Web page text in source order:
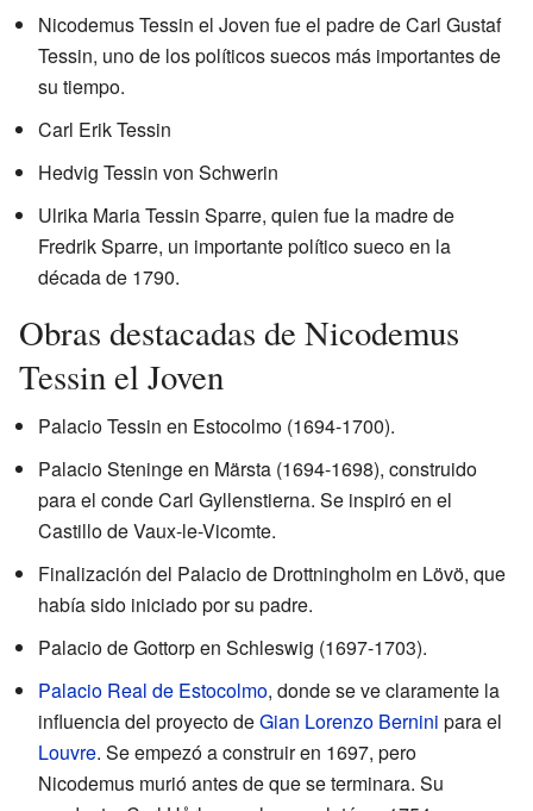
Nicodemus Tessin el Joven fue el padre de Carl Gustaf
Tessin, uno de los políticos suecos más importantes de
su tiempo.
Carl Erik Tessin
Hedvig Tessin von Schwerin
Ulrika Maria Tessin Sparre, quien fue la madre de
Fredrik Sparre, un importante político sueco en la
década de 1790.
Obras destacadas de Nicodemus
Tessin el Joven
Palacio Tessin en Estocolmo (1694-1700).
Palacio Steninge en Märsta (1694-1698), construido
para el conde Carl Gyllenstierna. Se inspiró en el
Castillo de Vaux-le-Vicomte.
Finalización del Palacio de Drottningholm en Lövö, que
había sido iniciado por su padre.
Palacio de Gottorp en Schleswig (1697-1703).
Palacio Real de Estocolmo, donde se ve claramente la
influencia del proyecto deGian Lorenzo Bernini para el
Louvre. Se empezó a construir en 1697, pero
Nicodemus murió antes de que se terminara. Su